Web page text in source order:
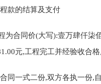
款的结算及支付
为合同价(大写):壹万肆仟柒
元,工程完工并经验收合
同一式二份,双方各执一份,